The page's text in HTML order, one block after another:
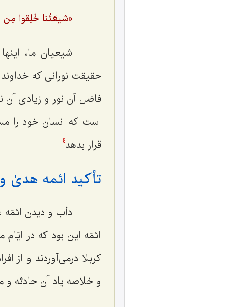
«شیعَتُنا خُلِقوا مِن
شیعیان ما،
حقیقت نورانی که
فاضل آن نور و زیادی آن
است که انسان خود را
قرار بدهد4
تأکید ائمه هدیٰ
دأب و دیدن ائمّه
ائمّه این بود که در
کربلا درمی‌آوردند و از
و خلاصه یاد آن حادثه و